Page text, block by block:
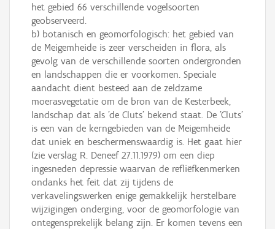
het gebied 66 verschillende vogelsoorten
geobserveerd.
b) botanisch en geomorfologisch: het gebied van
de Meigemheide is zeer verscheiden in flora, als
gevolg van de verschillende soorten ondergronden
en landschappen die er voorkomen. Speciale
aandacht dient besteed aan de zeldzame
moerasvegetatie om de bron van de Kesterbeek,
landschap dat als 'de Cluts' bekend staat. De 'Cluts'
is een van de kerngebieden van de Meigemheide
dat uniek en beschermenswaardig is. Het gaat hier
(zie verslag R. Deneef 27.11.1979) om een diep
ingesneden depressie waarvan de refliëfkenmerken
ondanks het feit dat zij tijdens de
verkavelingswerken enige gemakkelijk herstelbare
wijzigingen onderging, voor de geomorfologie van
ontegensprekelijk belang zijn. Er komen tevens een